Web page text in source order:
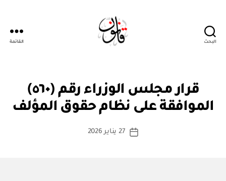
البحث القائمة
التصنيفات
مج
قرار مجلس الوزراء رقم (٥٦٠)
الموافقة على نظام حقوق المؤلف
كاتب
بو
س
ة
تاريخ
27 يناير 2026